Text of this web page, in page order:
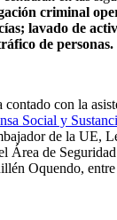
criminal
lavado de
de personas.
con la
Social y
de la UE,
Área de
Oquendo, entre